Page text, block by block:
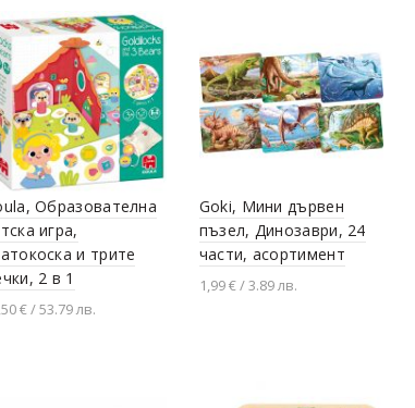
Образователна
игра,
и трите
2 в 1
€ / 53.79 лв.
Goki, Мини дървен
пъзел, Динозаври, 24
части, асортимент
1,99 € / 3.89 лв.